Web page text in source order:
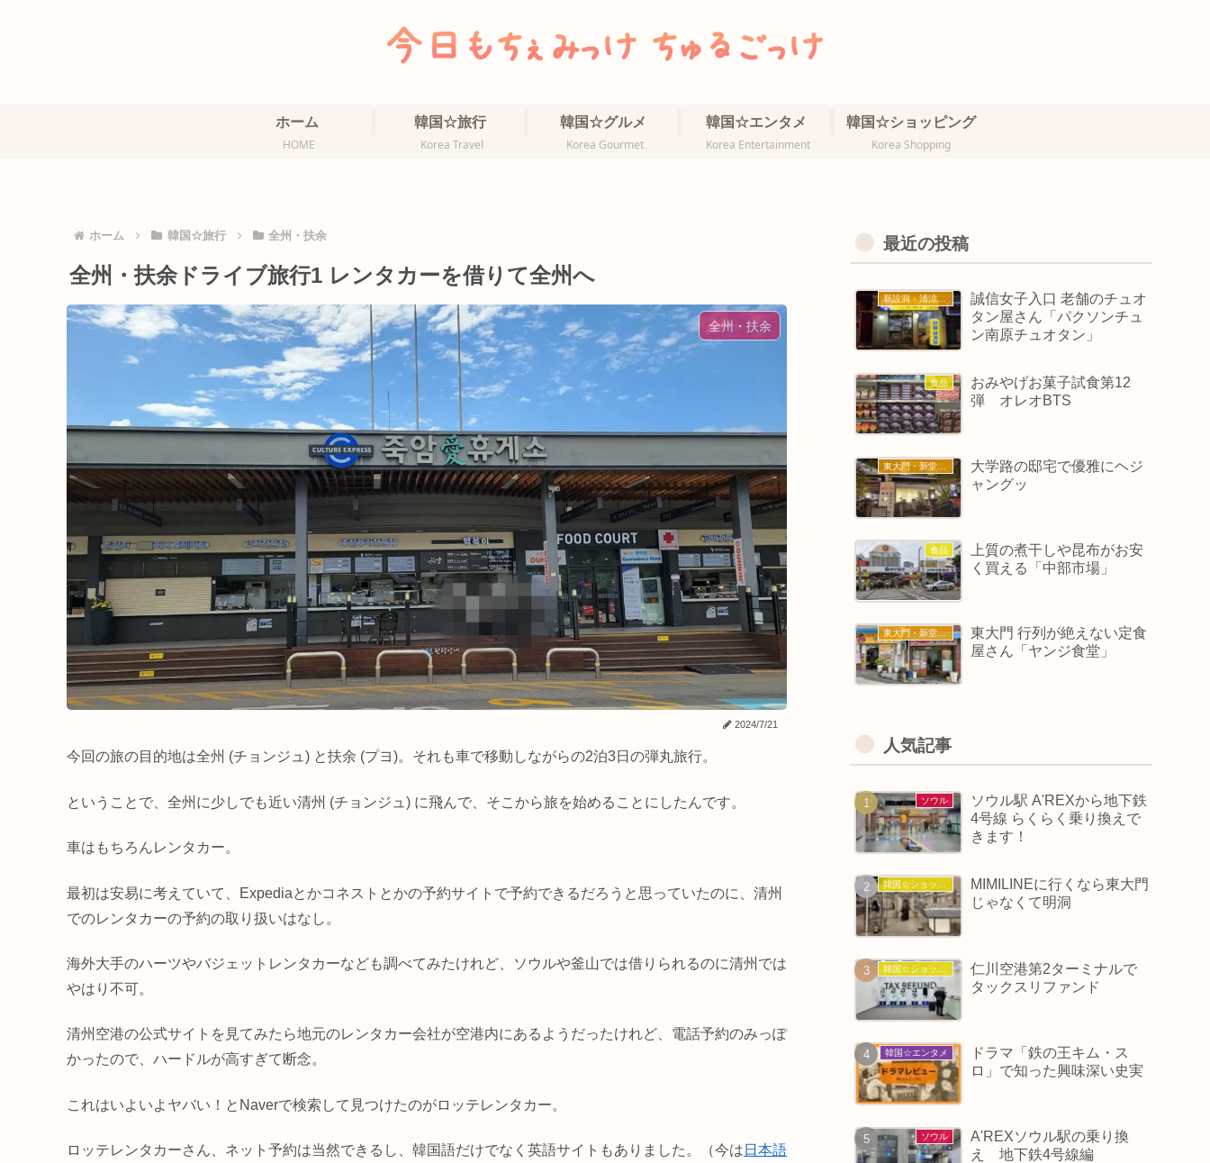
ホーム
HOME
韓国☆旅行
Korea Travel
韓国☆グルメ
Korea Gourmet
韓国☆エンタメ
Korea Entertainment
韓国☆ショッピング
Korea Shopping
ホーム 韓国☆旅行 全州・扶余
全州・扶余ドライブ旅行1 レンタカーを借りて全州へ
全州・扶余
2024/7/21
今回の旅の目的地は全州 (チョンジュ) と扶余 (プヨ)。それも車で移動しながらの2泊3日の弾丸旅行。
ということで、全州に少しでも近い清州 (チョンジュ) に飛んで、そこから旅を始めることにしたんです。
車はもちろんレンタカー。
最初は安易に考えていて、Expediaとかコネストとかの予約サイトで予約できるだろうと思っていたのに、清州
でのレンタカーの予約の取り扱いはなし。
海外大手のハーツやバジェットレンタカーなども調べてみたけれど、ソウルや釜山では借りられるのに清州では
やはり不可。
清州空港の公式サイトを見てみたら地元のレンタカー会社が空港内にあるようだったけれど、電話予約のみっぽ
かったので、ハードルが高すぎて断念。
これはいよいよヤバい！とNaverで検索して見つけたのがロッテレンタカー。
ロッテレンタカーさん、ネット予約は当然できるし、韓国語だけでなく英語サイトもありました。（今は 日本語
最近の投稿
新設洞・清涼里・誠信女大
誠信女子入口 老舗のチュオ
タン屋さん「パクソンチュ
ン南原チュオタン」
食品
おみやげお菓子試食第12
弾 オレオBTS
大学路の邸宅で優雅にヘジ
ャングッ
食品
上質の煮干しや昆布がお安
く買える「中部市場」
東大門・新堂・東廟
東大門 行列が絶えない定食
屋さん「ヤンジ食堂」
人気記事
ソウル
ソウル駅 A'REXから地下鉄
4号線 らくらく乗り換えで
きます！
韓国☆ショッピング
MIMILINEに行くなら東大門
じゃなくて明洞
仁川空港第2ターミナルで
タックスリファンド
韓国☆エンタメ
ドラマ「鉄の王キム・ス
ロ」で知った興味深い史実
ソウル
A'REXソウル駅の乗り換
え 地下鉄4号線編